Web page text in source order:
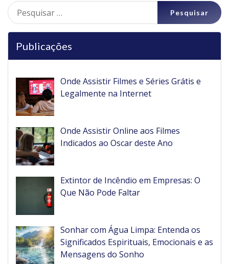
Pesquisar
por:
Publicações
Onde Assistir Filmes e Séries Grátis e
Legalmente na Internet
Onde Assistir Online aos Filmes
Indicados ao Oscar deste Ano
Extintor de Incêndio em Empresas: O
Que Não Pode Faltar
Sonhar com Água Limpa: Entenda os
Significados Espirituais, Emocionais e as
Mensagens do Sonho